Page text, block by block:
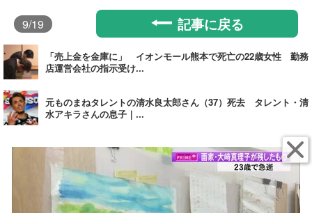
9/19 記事に戻る
「売上金を金庫に」 イオンモール熊本で死亡の22歳女性 勤務
店運営会社の指示受け...
元ものまねタレントの清水良太郎さん（37）死去 タレント・清
水アキラさんの息子｜...